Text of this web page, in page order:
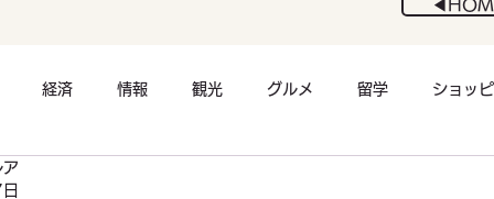
経済 情報 観光 グルメ 留学 ショッ